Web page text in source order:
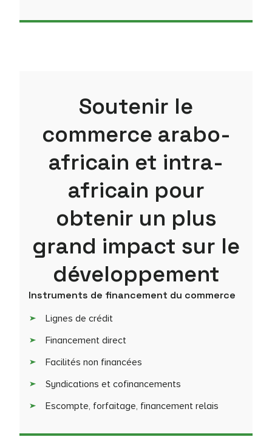
Soutenir le
commerce arabo-
africain et intra-
africain pour
obtenir un plus
grand impact sur le
développement
Instruments de financement du commerce
Lignes de crédit
Financement direct
Facilités non financées
Syndications et cofinancements
Escompte, forfaitage, financement relais